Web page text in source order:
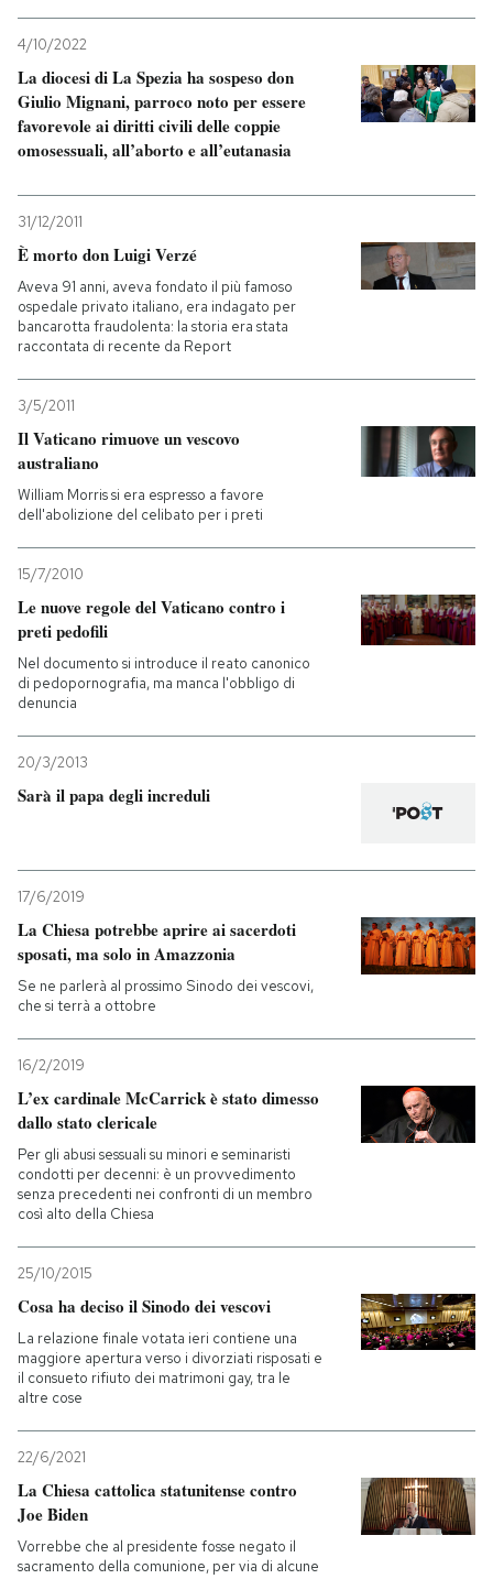
4/10/2022
La diocesi di La Spezia ha sospeso don
Giulio Mignani, parroco noto per essere
favorevole ai diritti civili delle coppie
omosessuali, all’aborto e all’eutanasia
31/12/2011
È morto don Luigi Verzé
Aveva 91 anni, aveva fondato il più famoso
ospedale privato italiano, era indagato per
bancarotta fraudolenta: la storia era stata
raccontata di recente da Report
3/5/2011
Il Vaticano rimuove un vescovo
australiano
William Morris si era espresso a favore
dell'abolizione del celibato per i preti
15/7/2010
Le nuove regole del Vaticano contro i
preti pedofili
Nel documento si introduce il reato canonico
di pedopornografia, ma manca l'obbligo di
denuncia
20/3/2013
Sarà il papa degli increduli
17/6/2019
La Chiesa potrebbe aprire ai sacerdoti
sposati, ma solo in Amazzonia
Se ne parlerà al prossimo Sinodo dei vescovi,
che si terrà a ottobre
16/2/2019
L’ex cardinale McCarrick è stato dimesso
dallo stato clericale
Per gli abusi sessuali su minori e seminaristi
condotti per decenni: è un provvedimento
senza precedenti nei confronti di un membro
così alto della Chiesa
25/10/2015
Cosa ha deciso il Sinodo dei vescovi
La relazione finale votata ieri contiene una
maggiore apertura verso i divorziati risposati e
il consueto rifiuto dei matrimoni gay, tra le
altre cose
22/6/2021
La Chiesa cattolica statunitense contro
Joe Biden
Vorrebbe che al presidente fosse negato il
sacramento della comunione, per via di alcune